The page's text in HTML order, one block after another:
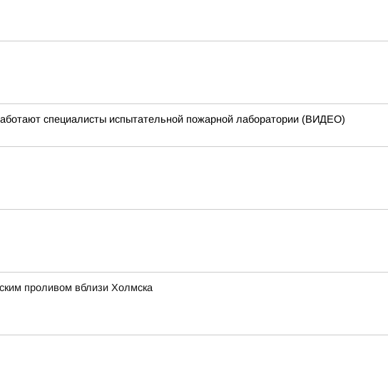
специалисты испытательной пожарной лаборатории (ВИДЕО)
проливом вблизи Холмска